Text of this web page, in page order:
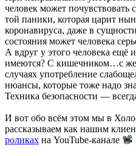
человек может почувствовать
той паники, которая царит
коронавируса, даже в
состояния может человека
А вдруг у этого человека ещё
имеются? С кишечником…с
случаях употребление
нюансы, которые тоже надо
Техника безопасности —
И вот обо всём этом мы в
рассказываем как нашим
роликах на YouTube-канале